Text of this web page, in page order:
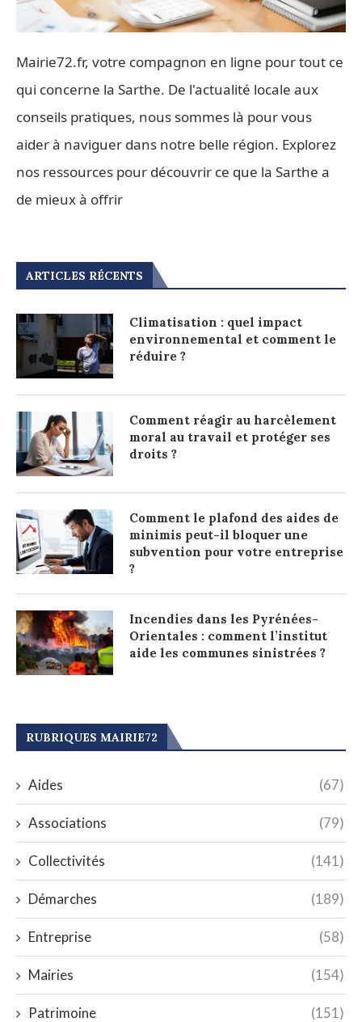
Mairie72.fr, votre compagnon en ligne pour tout ce
qui concerne la Sarthe. De l'actualité locale aux
conseils pratiques, nous sommes là pour vous
aider à naviguer dans notre belle région. Explorez
nos ressources pour découvrir ce que la Sarthe a
de mieux à offrir
ARTICLES RÉCENTS
Climatisation : quel impact
environnemental et comment le
réduire ?
Comment réagir au harcèlement
moral au travail et protéger ses
droits ?
Comment le plafond des aides de
minimis peut-il bloquer une
subvention pour votre entreprise
?
Incendies dans les Pyrénées-
Orientales : comment l’institut
aide les communes sinistrées ?
RUBRIQUES MAIRIE72
Aides (67)
Associations (79)
Collectivités (141)
Démarches (189)
Entreprise (58)
Mairies (154)
Patrimoine (151)